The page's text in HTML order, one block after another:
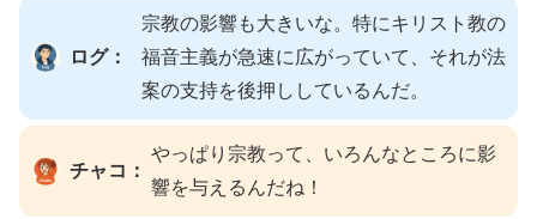
ログ：
宗教の影響も大きいな。特にキリスト教の
福音主義が急速に広がっていて、それが法
案の支持を後押ししているんだ。
チャコ：
やっぱり宗教って、いろんなところに影
響を与えるんだね！